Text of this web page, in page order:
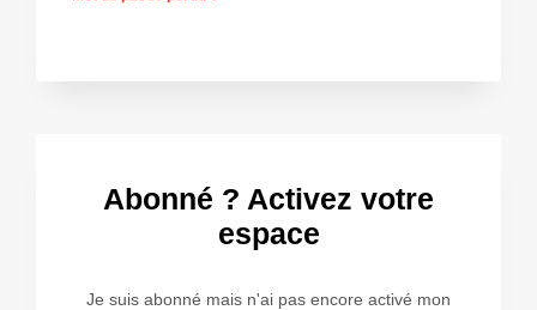
Abonné ? Activez votre
espace
Je suis abonné mais n'ai pas encore activé mon